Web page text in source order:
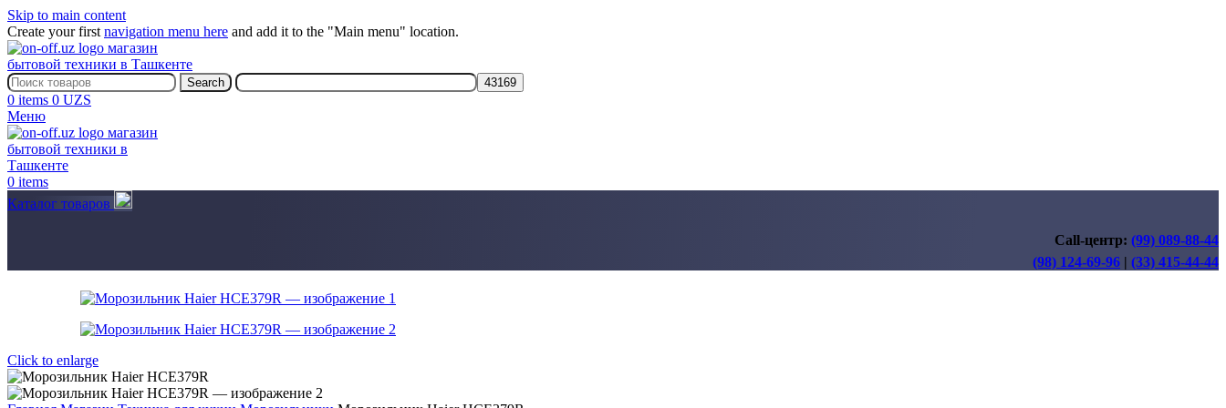
Skip to main content
Create your first navigation menu here and add it to the "Main menu" location.
Search
0 items 0 UZS
Меню
0 items
Каталог товаров
Call-центр: (99) 089-88-44
(98) 124-69-96 | (33) 415-44-44
Click to enlarge